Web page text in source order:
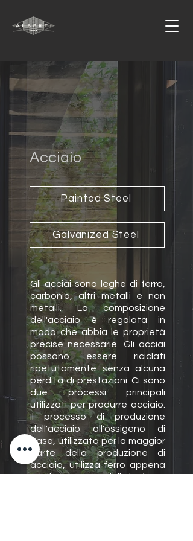
Acciaio
Painted Steel
Galvanized Steel
Gli acciai sono leghe di ferro,
carbonio, altri metalli e non
metalli. La composizione
dell'acciaio è regolata in
modo che abbia le proprietà
precise necessarie. Gli acciai
possono essere riciclati
ripetutamente senza alcuna
perdita di prestazioni. Ci sono
due processi principali
utilizzati per produrre acciaio.
Il processo di produzione
dell'acciaio all'ossigeno di
base, utilizzato per la maggior
parte della produzione di
acciaio, utilizza ferro appena
prodotto dall'altoforno